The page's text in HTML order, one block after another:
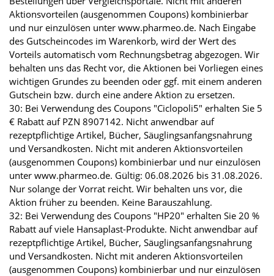
Aktionsvorteilen (ausgenommen Coupons) kombinierbar
und nur einzulösen unter www.pharmeo.de. Nach Eingabe
des Gutscheincodes im Warenkorb, wird der Wert des
Vorteils automatisch vom Rechnungsbetrag abgezogen. Wir
behalten uns das Recht vor, die Aktionen bei Vorliegen eines
wichtigen Grundes zu beenden oder ggf. mit einem anderen
Gutschein bzw. durch eine andere Aktion zu ersetzen.
30: Bei Verwendung des Coupons "Ciclopoli5" erhalten Sie 5
€ Rabatt auf PZN 8907142. Nicht anwendbar auf
rezeptpflichtige Artikel, Bücher, Säuglingsanfangsnahrung
und Versandkosten. Nicht mit anderen Aktionsvorteilen
(ausgenommen Coupons) kombinierbar und nur einzulösen
unter www.pharmeo.de. Gültig: 06.08.2026 bis 31.08.2026.
Nur solange der Vorrat reicht. Wir behalten uns vor, die
Aktion früher zu beenden. Keine Barauszahlung.
32: Bei Verwendung des Coupons "HP20" erhalten Sie 20 %
Rabatt auf viele Hansaplast-Produkte. Nicht anwendbar auf
rezeptpflichtige Artikel, Bücher, Säuglingsanfangsnahrung
und Versandkosten. Nicht mit anderen Aktionsvorteilen
(ausgenommen Coupons) kombinierbar und nur einzulösen